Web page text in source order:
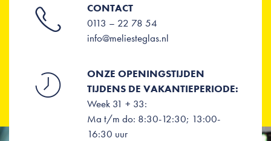
CONTACT
0113 – 22 78 54
info@meliesteglas.nl
ONZE OPENINGSTIJDEN
TIJDENS DE VAKANTIEPERIODE:
Week 31 + 33:
Ma t/m do: 8:30-12:30; 13:00-
16:30 uur